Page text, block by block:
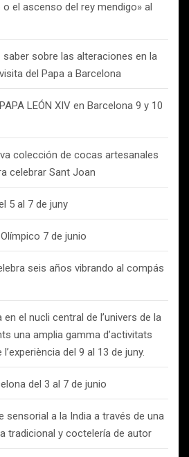
el ascenso del rey mendigo» al
sobre las alteraciones en la
del Papa a Barcelona
LEÓN XIV en Barcelona 9 y 10
colección de cocas artesanales
celebrar Sant Joan
5 al 7 de juny
7 de junio
seis años vibrando al compás
el nucli central de l’univers de la
una amplia gamma d’activitats
del 9 al 13 de juny.
del 3 al 7 de junio
sensorial a la India a través de una
tradicional y coctelería de autor